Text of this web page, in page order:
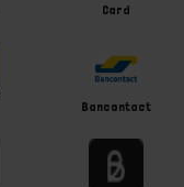
Card
Bancontact